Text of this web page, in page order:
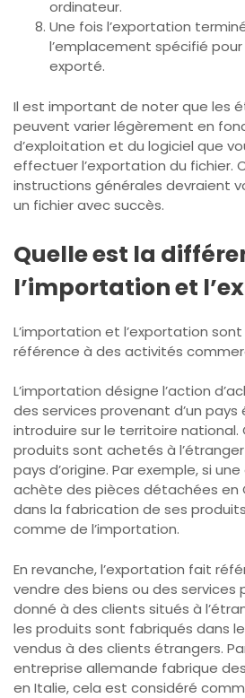
ordinateur.
Une fois l’exportation
l’emplacement spécifié
exporté.
Il est important de noter que les
peuvent varier légèrement en
d’exploitation et du logiciel que
effectuer l’exportation du fichier.
instructions générales devraient
un fichier avec succès.
Quelle est la
l’importation et
L’importation et l’exportation
référence à des activités
L’importation désigne l’action
des services provenant d’un
introduire sur le territoire national.
produits sont achetés à
pays d’origine. Par exemple, si
achète des pièces détachées en
dans la fabrication de ses
comme de l’importation.
En revanche, l’exportation fait
vendre des biens ou des services
donné à des clients situés à
les produits sont fabriqués dans
vendus à des clients étrangers.
entreprise allemande fabrique
en Italie, cela est considéré